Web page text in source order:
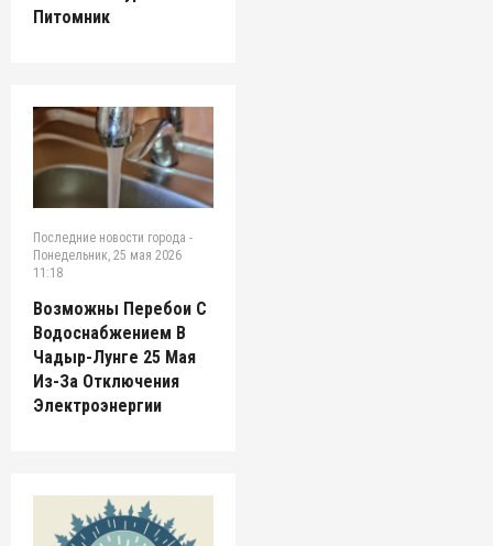
Питомник
Последние новости города -
Понедельник, 25 мая 2026
11:18
Возможны Перебои С
Водоснабжением В
Чадыр-Лунге 25 Мая
Из-За Отключения
Электроэнергии